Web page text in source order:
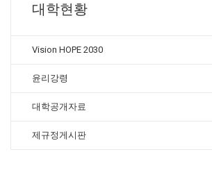
대학현황
Vision HOPE 2030
윤리강령
대학공개자료
제규정게시판